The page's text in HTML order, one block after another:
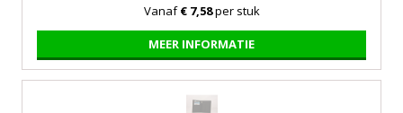
Vanaf€ 7,58per stuk
MEER INFORMATIE